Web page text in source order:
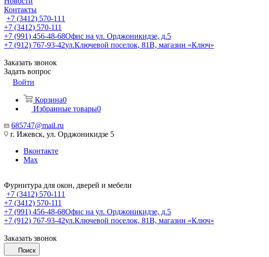
Контакты
+7 (3412) 570-111
+7 (3412) 570-111
+7 (991) 456-48-68Офис на ул. Орджоникидзе, д.5
+7 (912) 767-93-42ул.Ключевой поселок, 81В, магазин «Ключ»
Заказать звонок
Задать вопрос
Войти
Корзина0
Избранные товары0
685747@mail.ru
г. Ижевск, ул. Орджоникидзе 5
Вконтакте
Max
Фурнитура для окон, дверей и мебели
+7 (3412) 570-111
+7 (3412) 570-111
+7 (991) 456-48-68Офис на ул. Орджоникидзе, д.5
+7 (912) 767-93-42ул.Ключевой поселок, 81В, магазин «Ключ»
Заказать звонок
Поиск